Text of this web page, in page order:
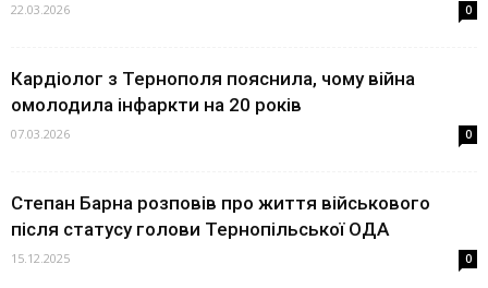
22.03.2026 0
Кардіолог з Тернополя пояснила, чому війна
омолодила інфаркти на 20 років
07.03.2026 0
Степан Барна розповів про життя військового
після статусу голови Тернопільської ОДА
15.12.2025 0